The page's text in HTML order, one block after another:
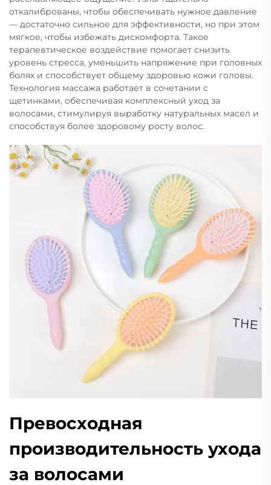
откалиброваны, чтобы обеспечивать нужное давление
— достаточно сильное для эффективности, но при этом
мягкое, чтобы избежать дискомфорта. Такое
терапевтическое воздействие помогает снизить
уровень стресса, уменьшить напряжение при головных
болях и способствует общему здоровью кожи головы.
Технология массажа работает в сочетании с
щетинками, обеспечивая комплексный уход за
волосами, стимулируя выработку натуральных масел и
способствуя более здоровому росту волос.
Превосходная
производительность ухода
за волосами